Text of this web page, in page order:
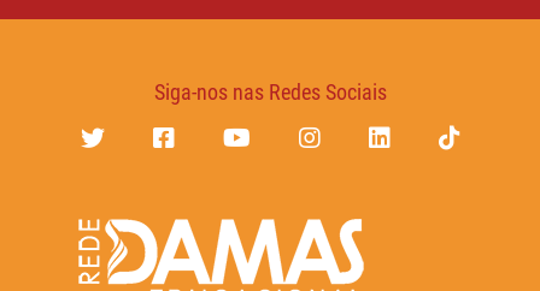
Siga-nos nas Redes Sociais